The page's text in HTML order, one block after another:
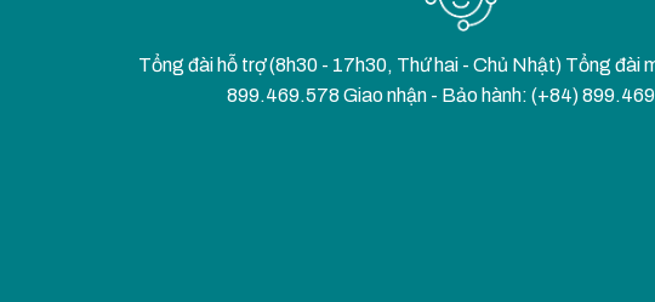
Tổng đài hỗ trợ (8h30 - 17h30, Thứ hai - Chủ Nhật) Tổng đài
899.469.578 Giao nhận - Bảo hành: (+84)